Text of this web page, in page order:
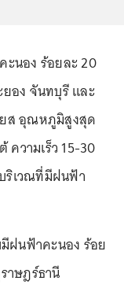
นอง ร้อยละ 20
อง จันทบุรี และ
ส อุณหภูมิสูงสุด
ความเร็ว 15-30
ริเวณที่มีฝนฟ้า
ฝนฟ้าคะนอง ร้อย
าษฎร์ธานี